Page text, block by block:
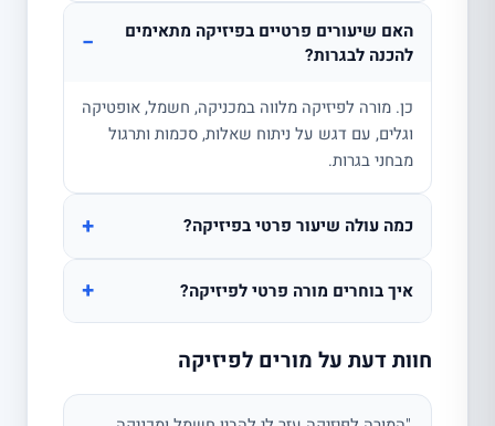
האם שיעורים פרטיים בפיזיקה מתאימים
להכנה לבגרות?
−
כן. מורה לפיזיקה מלווה במכניקה, חשמל, אופטיקה
וגלים, עם דגש על ניתוח שאלות, סכמות ותרגול
מבחני בגרות.
כמה עולה שיעור פרטי בפיזיקה? +
איך בוחרים מורה פרטי לפיזיקה? +
חוות דעת על מורים לפיזיקה